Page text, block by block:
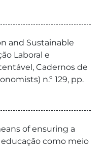
and Sustainable
Laboral e
Cadernos de
n.º 129, pp.
of ensuring a
como meio